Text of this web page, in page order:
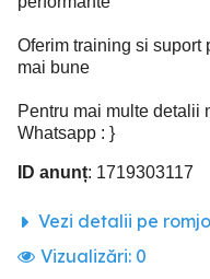
Oferim training si suport
mai bune
Pentru mai multe detalii
Whatsapp : }
ID anunț: 1719303117
Vezi detalii pe
Vizualizări: 0